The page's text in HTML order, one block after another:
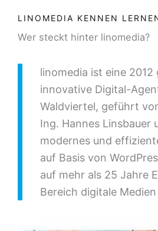
LINOMEDIA KENNEN
Wer steckt hinter linomedia?
linomedia ist eine 2012
innovative Digital-
Waldviertel, geführt
Ing. Hannes Linsbauer
modernes und
auf Basis von
auf mehr als 25 Jahre
Bereich digitale